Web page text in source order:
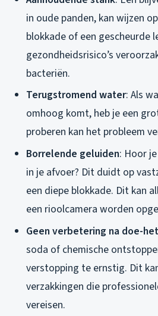
in oude panden, kan wijzen
blokkade of een gescheurde
gezondheidsrisico’s
bacteriën.
Terugstromend water: Als
omhoog komt, heb je een
proberen kan het probleem
Borrelende geluiden: Hoor
in je afvoer? Dit duidt op
een diepe blokkade. Dit kan
een rioolcamera worden
Geen verbetering na doe-
soda of chemische
verstopping te ernstig. Dit
verzakkingen die
vereisen.